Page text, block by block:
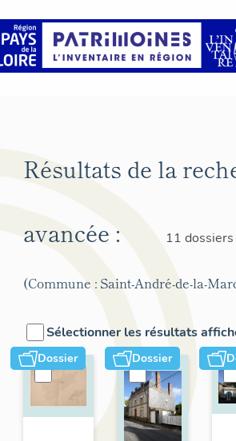
Résultats de la
avancée :
11 dossiers
(Commune : Saint-André-de-la-
Sélectionner les résultats
Dossier Dossier